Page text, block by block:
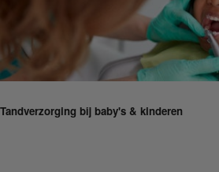
Tandverzorging bij baby's & kinderen